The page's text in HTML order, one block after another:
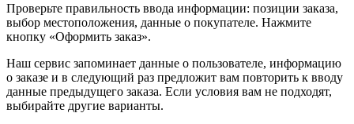
Проверьте правильность ввода информации: позиции заказа,
выбор местоположения, данные о покупателе. Нажмите
кнопку «Оформить заказ».
Наш сервис запоминает данные о пользователе, информацию
о заказе и в следующий раз предложит вам повторить к вводу
данные предыдущего заказа. Если условия вам не подходят,
выбирайте другие варианты.